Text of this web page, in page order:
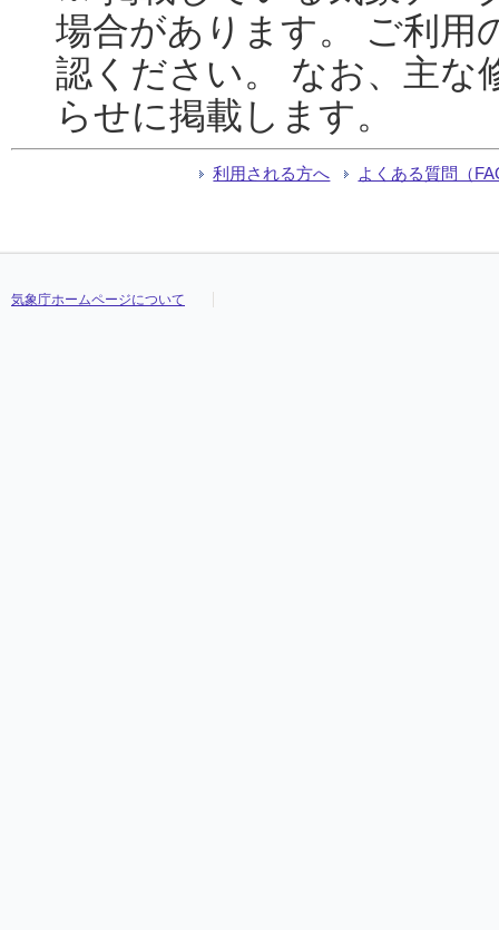
場合があります。 ご利用
認ください。 なお、主な
らせに掲載します。
利用される方へ よくある質問（
気象庁ホームページについて